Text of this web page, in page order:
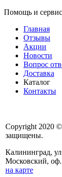
Помощь и
Главная
Отзывы
Акции
Новости
Вопрос
Доставка
Каталог
Контакты
Copyright 2020
защищены.
Калининград,
Московский,
на карте